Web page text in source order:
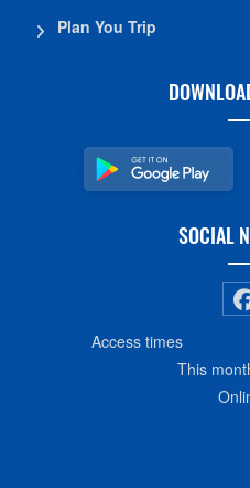
Plan You Trip
SOCIAL
Access times
This